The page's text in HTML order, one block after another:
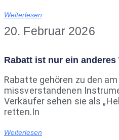
Weiterlesen
20. Februar 2026
Rabatt ist nur ein
Rabatte gehören zu den
missverstandenen
Verkäufer sehen sie als
retten.In
Weiterlesen